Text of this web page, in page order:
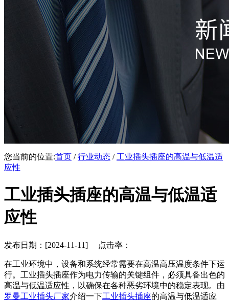
您当前的位置:首页 /行业动态 / 工业插头插座的高温与低温适
应性
工业插头插座的高温与低温适
应性
发布日期：[2024-11-11] 点击率：
在工业环境中，设备和系统经常需要在高温高压温度条件下运
行。工业插头插座作为电力传输的关键组件，必须具备出色的
高温与低温适应性，以确保在各种恶劣环境中的稳定表现。由
罗曼工业插头厂家介绍一下工业插头插座的高温与低温适应